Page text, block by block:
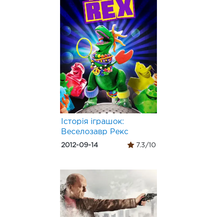
Історія іграшок:
Веселозавр Рекс
2012-09-14 7.3/10